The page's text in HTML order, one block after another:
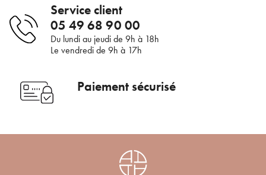
Service client
05 49 68 90 00
Du lundi au jeudi de 9h à 18h
Le vendredi de 9h à 17h
Paiement sécurisé
En renseignant votre adresse e-mail, vous acceptez de recevoir des
communications par e-mail de la part d’Auriège.